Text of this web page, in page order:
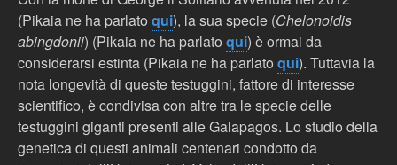
(Pikaia ne ha parlato qui), la sua specie (Chelonoidis
abingdonii) (Pikaia ne ha parlato qui) è ormai da
considerarsi estinta (Pikaia ne ha parlato qui). Tuttavia la
nota longevità di queste testuggini, fattore di interesse
scientifico, è condivisa con altre tra le specie delle
testuggini giganti presenti alle Galapagos. Lo studio della
genetica di questi animali centenari condotto da